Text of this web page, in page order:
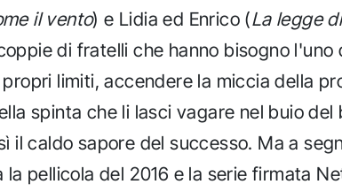
il vento) e Lidia ed Enrico (La legge
di fratelli che hanno bisogno l'uno
limiti, accendere la miccia della
spinta che li lasci vagare nel buio del
il caldo sapore del successo. Ma a
la pellicola del 2016 e la serie firmata